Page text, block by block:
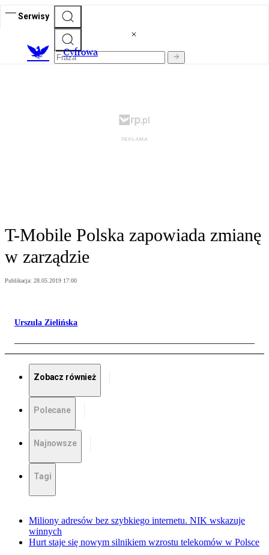
Serwisy
Cyfrowa
T-Mobile Polska zapowiada zmianę
w zarządzie
Publikacja: 28.05.2019 17:00
Urszula Zielińska
Zobacz również
Polecane
Najnowsze
Tagi
Miliony adresów bez szybkiego internetu. NIK wskazuje
winnych
Hurt staje się nowym silnikiem wzrostu telekomów w Polsce